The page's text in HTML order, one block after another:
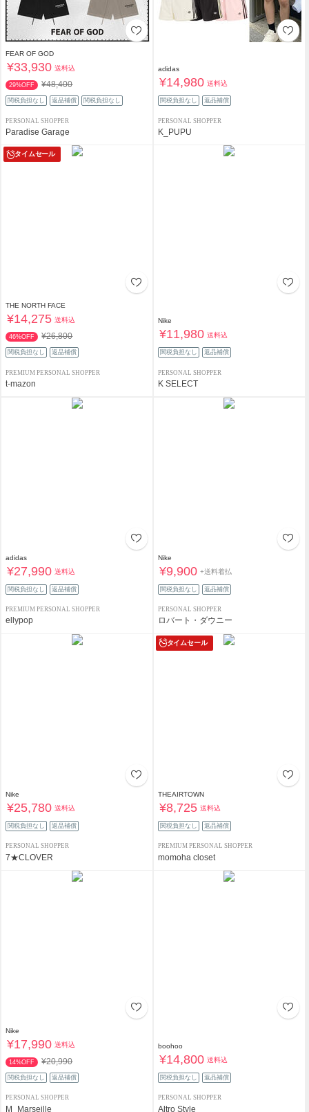
FEAR OF GOD
¥33,930 送料込
29%OFF ¥48,400
関税負担なし 返品補償 関税負担なし
PERSONAL SHOPPER
Paradise Garage
adidas
¥14,980 送料込
関税負担なし 返品補償
PERSONAL SHOPPER
K_PUPU
タイムセール
THE NORTH FACE
¥14,275 送料込
46%OFF ¥26,800
関税負担なし 返品補償
PREMIUM PERSONAL SHOPPER
t-mazon
Nike
¥11,980 送料込
関税負担なし 返品補償
PERSONAL SHOPPER
K SELECT
adidas
¥27,990 送料込
関税負担なし 返品補償
PREMIUM PERSONAL SHOPPER
ellypop
Nike
¥9,900 +送料着払
関税負担なし 返品補償
PERSONAL SHOPPER
ロバート・ダウニー
Nike
¥25,780 送料込
関税負担なし 返品補償
PERSONAL SHOPPER
7★CLOVER
タイムセール
THEAIRTOWN
¥8,725 送料込
関税負担なし 返品補償
PREMIUM PERSONAL SHOPPER
momoha closet
Nike
¥17,990 送料込
14%OFF ¥20,990
関税負担なし 返品補償
PERSONAL SHOPPER
M_Marseille
boohoo
¥14,800 送料込
関税負担なし 返品補償
PERSONAL SHOPPER
Altro Style